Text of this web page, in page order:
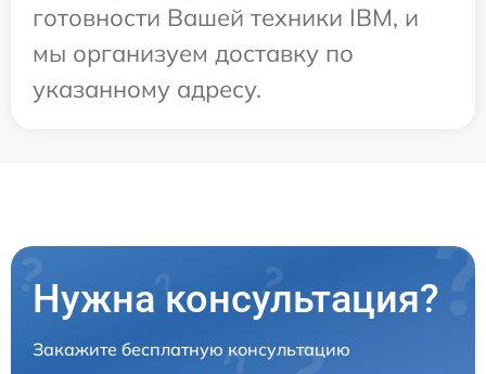
готовности Вашей техники IBM, и
мы организуем доставку по
указанному адресу.
Нужна консультация?
Закажите бесплатную консультацию